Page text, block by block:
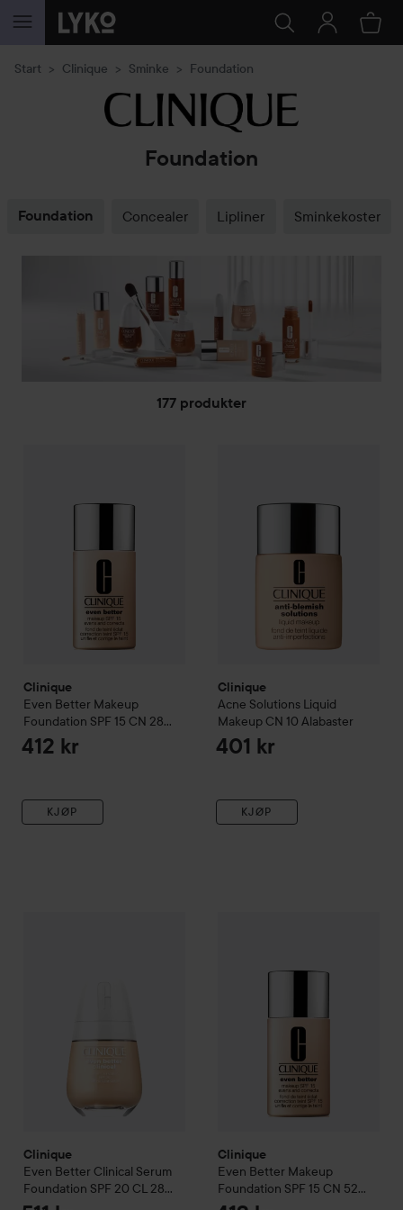
GÅ TIL INNHOLD
Start Clinique Sminke Foundation
Foundation
Foundation Concealer Lipliner Sminkekoster
177 produkter
Clinique
Even Better Makeup
Foundation SPF 15 CN 28
Ivory
412 kr
KJØP
Clinique
Acne Solutions Liquid
Makeup CN 10 Alabaster
401 kr
KJØP
Clinique
Even Better Clinical Serum
Foundation SPF 20 CL 28
Ivory
Clinique
Even Better Makeup
Foundation SPF 15 CN 52
Neutral